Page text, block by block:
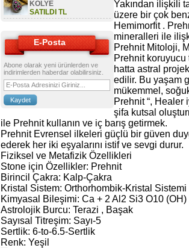
KOLYE
SATILDI TL
E-Posta
Abone olarak yeni ürünlerden ve
indirimlerden haberdar olabilirsiniz.
Yakından ilişkili
üzere bir çok
Hemimorfit .
mineralleri ile
Prehnit Mitoloji,
Prehnit
hatta astral
edilir. Bu yaşam
mükemmel,
Prehnit “, Healer
şifa kutsal
ile Prehnit kullanın ve iç barış getirmek.
Prehnit Evrensel ilkeleri güçlü bir güven
ederek her iki eşyalarını istif ve sevgi durur.
Fiziksel ve Metafizik Özellikleri
Stone için Özellikler: Prehnit
Birincil Çakra: Kalp-Çakra
Kristal Sistem: Orthorhombik-Kristal Sistemi
Kimyasal Bileşimi: Ca + 2 Al2 Si3 O10
Astrolojik Burcu: Terazi , Başak
Sayısal Titreşim: Sayı-5
Sertlik: 6-to-6.5-Sertlik
Renk: Yeşil